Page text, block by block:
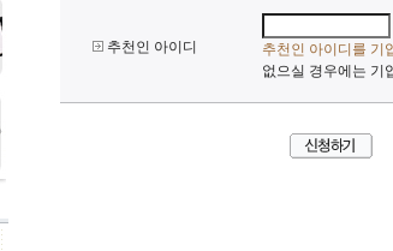
추천인 아이디
추천인 아이디를 기
없으실 경우에는 기